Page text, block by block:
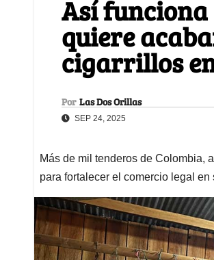
Así funciona
quiere
cigarrillos
Por Las Dos Orillas
SEP 24, 2025
Más de mil tenderos de Colombia,
para fortalecer el comercio legal